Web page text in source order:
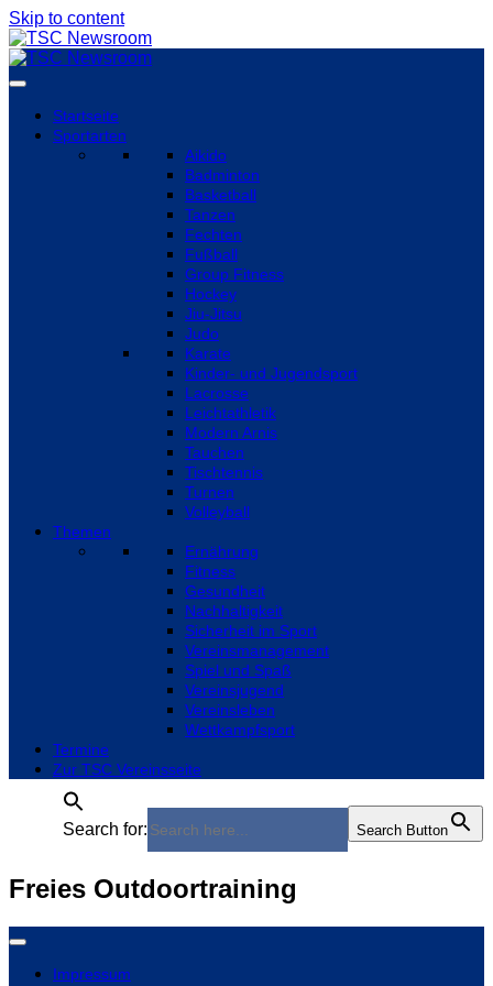
Skip to content
Startseite
Sportarten
Aikido
Badminton
Basketball
Tanzen
Fechten
Fußball
Group Fitness
Hockey
Jiu-Jitsu
Judo
Karate
Kinder- und Jugendsport
Lacrosse
Leichtathletik
Modern Arnis
Tauchen
Tischtennis
Turnen
Volleyball
Themen
Ernährung
Fitness
Gesundheit
Nachhaltigkeit
Sicherheit im Sport
Vereinsmanagement
Spiel und Spaß
Vereinsjugend
Vereinsleben
Wettkampfsport
Termine
Zur TSC Vereinsseite
Search for: Search Button
Freies Outdoortraining
Impressum